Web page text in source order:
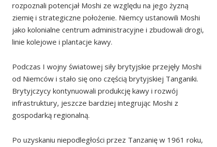
Źródło Kikuletwa (Kikuletwa Springs)
Marangu
Lake Chala
rozpoznali potencjał Moshi ze względu na jego żyzną
ziemię i strategiczne położenie. Niemcy ustanowili Moshi
jako kolonialne centrum administracyjne i zbudowali drogi,
linie kolejowe i plantacje kawy.
Podczas I wojny światowej siły brytyjskie przejęły Moshi
od Niemców i stało się ono częścią brytyjskiej Tanganiki.
Brytyjczycy kontynuowali produkcję kawy i rozwój
infrastruktury, jeszcze bardziej integrując Moshi z
gospodarką regionalną.
Po uzyskaniu niepodległości przez Tanzanię w 1961 roku,